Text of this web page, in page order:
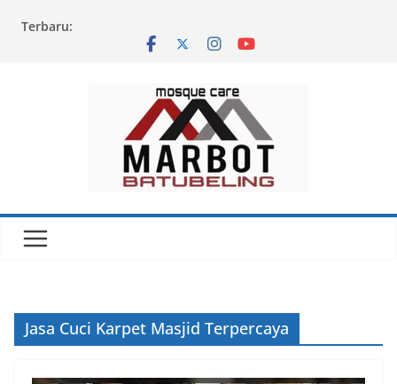
Terbaru:
Jasa Cuci Karpet Masjid Terpercaya